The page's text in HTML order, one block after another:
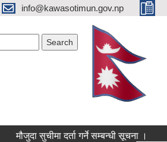
info@kawasotimun.gov.np
मौजुदा सुचीमा दर्ता गर्ने सम्बन्धी सूचना ।